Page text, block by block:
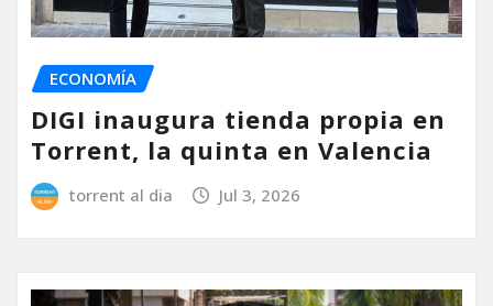
ECONOMÍA
DIGI inaugura tienda propia en
Torrent, la quinta en Valencia
torrent al dia Jul 3, 2026